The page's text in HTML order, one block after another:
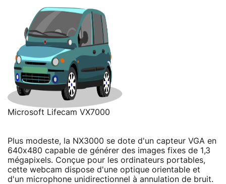
Microsoft Lifecam VX7000
Plus modeste, la NX3000 se dote d'un capteur VGA en
640x480 capable de générer des images fixes de 1,3
mégapixels. Conçue pour les ordinateurs portables,
cette webcam dispose d'une optique orientable et
d'un microphone unidirectionnel à annulation de bruit.